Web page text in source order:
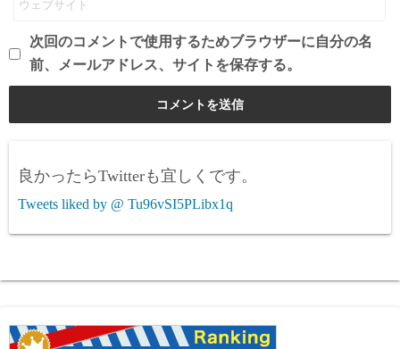
次回のコメントで使用するためブラウザーに自分の名
前、メールアドレス、サイトを保存する。
良かったらTwitterも宜しくです。
Tweets liked by @ Tu96vSI5PLibx1q